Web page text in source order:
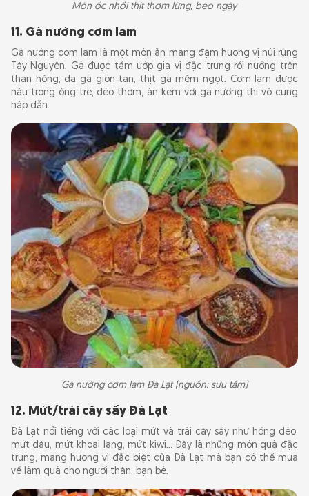
Món ốc nhồi thịt thơm lừng, béo ngậy
11. Gà nướng cơm lam
Gà nướng cơm lam là một món ăn mang đậm hương vị núi rừng
Tây Nguyên. Gà được tẩm ướp gia vị đặc trưng rồi nướng trên
than hồng, da gà giòn tan, thịt gà mềm ngọt. Cơm lam được
nấu trong ống tre, dẻo thơm, ăn kèm với gà nướng thì vô cùng
hấp dẫn.
Gà nướng cơm lam Đà Lạt (nguồn: sưu tầm)
12. Mứt/trái cây sấy Đà Lạt
Đà Lạt nổi tiếng với các loại mứt và trái cây sấy như hồng dẻo,
mứt dâu, mứt khoai lang, mứt kiwi... Đây là những món quà đặc
trưng, mang hương vị đặc biệt của Đà Lạt mà bạn có thể mua
về làm quà cho người thân, bạn bè.